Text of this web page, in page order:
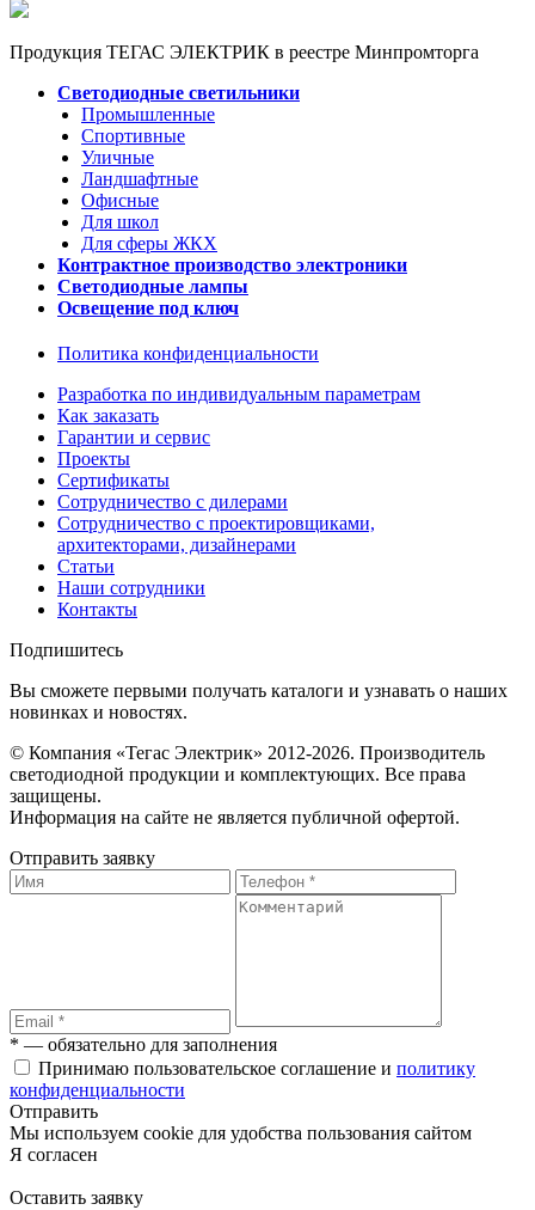
Продукция ТЕГАС ЭЛЕКТРИК в реестре Минпромторга
Светодиодные светильники
Промышленные
Спортивные
Уличные
Ландшафтные
Офисные
Для школ
Для сферы ЖКХ
Контрактное производство электроники
Светодиодные лампы
Освещение под ключ
Политика конфиденциальности
Разработка по индивидуальным параметрам
Как заказать
Гарантии и сервис
Проекты
Сертификаты
Сотрудничество с дилерами
Сотрудничество с проектировщиками,
архитекторами, дизайнерами
Статьи
Наши сотрудники
Контакты
Подпишитесь
Вы сможете первыми получать каталоги и узнавать о наших
новинках и новостях.
© Компания «Тегас Электрик» 2012-2026. Производитель
светодиодной продукции и комплектующих. Все права
защищены.
Информация на сайте не является публичной офертой.
Отправить заявку
* — обязательно для заполнения
Принимаю пользовательское соглашение и политику
конфиденциальности
Отправить
Мы используем cookie для удобства пользования сайтом
Я согласен
Оставить заявку